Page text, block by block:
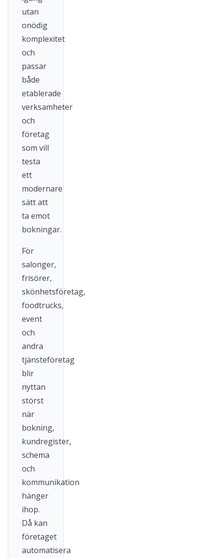
utan
onödig
komplexitet
och
passar
både
etablerade
verksamheter
och
företag
som vill
testa
ett
modernare
sätt att
ta emot
bokningar.
För
salonger,
frisörer,
skönhetsföretag,
foodtrucks,
event
och
andra
tjänsteföretag
blir
nyttan
störst
när
bokning,
kundregister,
schema
och
kommunikation
hänger
ihop.
Då kan
företaget
automatisera